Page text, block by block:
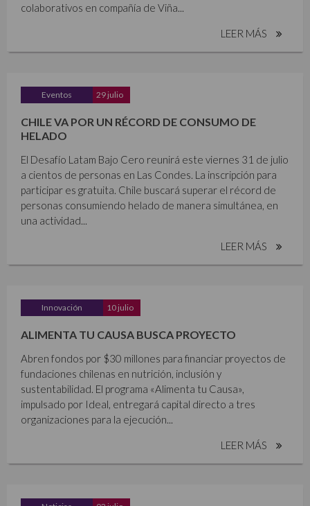
colaborativos en compañía de Viña...
LEER MÁS
Eventos 29 julio
CHILE VA POR UN RÉCORD DE CONSUMO DE
HELADO
El Desafío Latam Bajo Cero reunirá este viernes 31 de julio
a cientos de personas en Las Condes. La inscripción para
participar es gratuita. Chile buscará superar el récord de
personas consumiendo helado de manera simultánea, en
una actividad...
LEER MÁS
Innovación 10 julio
ALIMENTA TU CAUSA BUSCA PROYECTO
Abren fondos por $30 millones para financiar proyectos de
fundaciones chilenas en nutrición, inclusión y
sustentabilidad. El programa «Alimenta tu Causa»,
impulsado por Ideal, entregará capital directo a tres
organizaciones para la ejecución...
LEER MÁS